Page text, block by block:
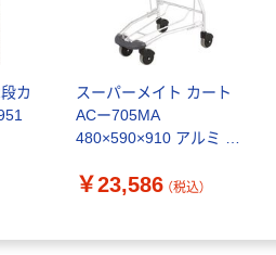
カ
スーパーメイト カート
ACー705MA
480×590×910 アルミ 1
￥23,586 （税込）